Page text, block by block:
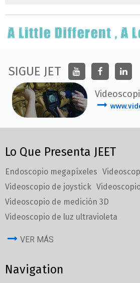
SIGUE JET
Lo Que Presenta JEET
Endoscopio megapíxeles
Videoscopio de joystick
Videoscopio de medición 3D
Videoscopio de luz ultravioleta
VER MÁS
Navigation